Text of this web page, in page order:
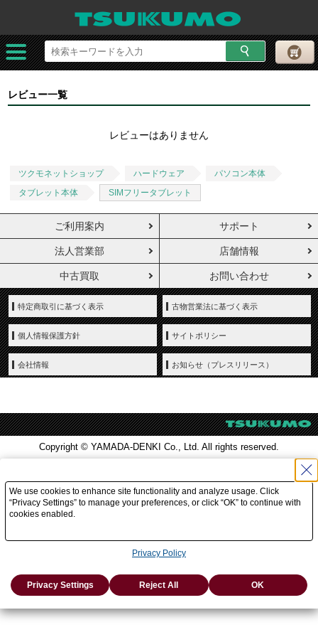
レビュー一覧
レビューはありません
ツクモネットショップ ハードウェア
パソコン本体
タブレット本体
SIMフリータブレット
ご利用案内 サポート
法人営業部 店舗情報
中古買取 お問い合わせ
特定商取引に基づく表示 古物営業法に基づく表示
個人情報保護方針 サイトポリシー
会社情報 お知らせ（プレスリリース）
Copyright © YAMADA-DENKI Co., Ltd. All rights reserved.
We use cookies to enhance site functionality and analyze usage. Click
“Privacy Settings” to manage your preferences, or click “OK” to continue with
cookies enabled.
Privacy Policy
Privacy Settings Reject All OK